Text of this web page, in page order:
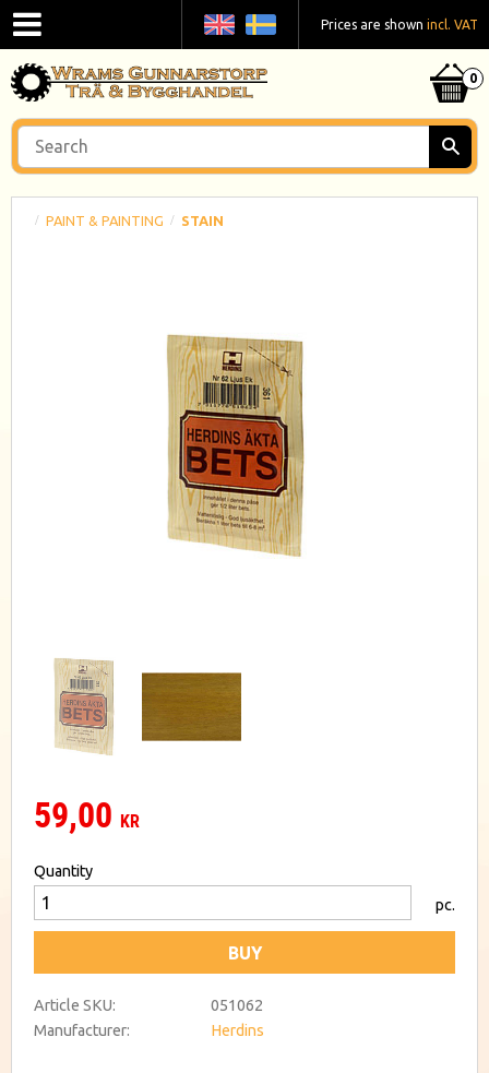
Prices are shown incl. VAT
PAINT & PAINTING STAIN
59,00 KR
Quantity
pc.
BUY
Article SKU
051062
Manufacturer
Herdins